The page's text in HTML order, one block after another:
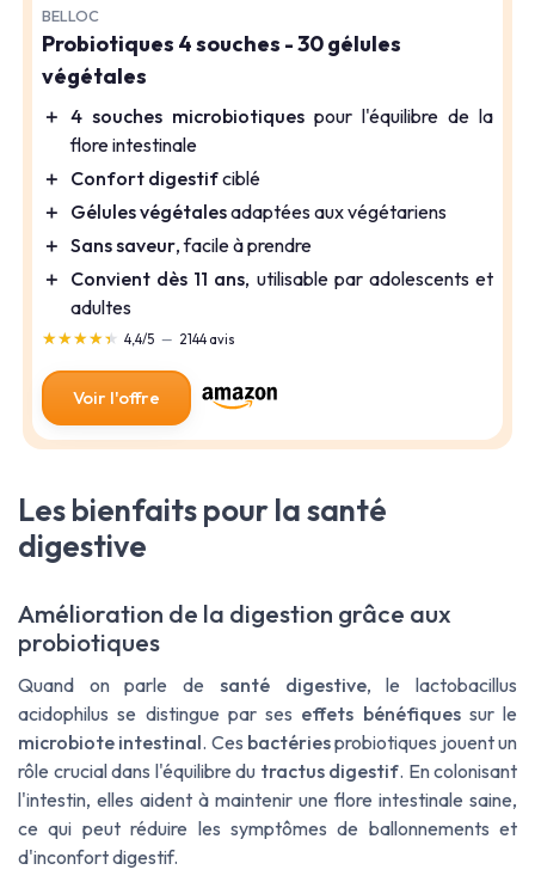
BELLOC
Probiotiques 4 souches - 30 gélules
végétales
＋ 4 souches microbiotiques pour l'équilibre de la
flore intestinale
＋ Confort digestifciblé
＋ Gélules végétalesadaptées aux végétariens
＋ Sans saveur, facile à prendre
＋ Convient dès 11 ans, utilisable par adolescents et
adultes
★★★★★
★★★★★ 4,4/5 — 2144 avis
Voir l'offre
Les bienfaits pour la santé
digestive
Amélioration de la digestion grâce aux
probiotiques
Quand on parle de santé digestive, le lactobacillus
acidophilus se distingue par ses effets bénéfiquessur le
microbiote intestinal. Ces bactériesprobiotiques jouent un
rôle crucial dans l'équilibre du tractus digestif. En colonisant
l'intestin, elles aident à maintenir une flore intestinale saine,
ce qui peut réduire les symptômes de ballonnements et
d'inconfort digestif.